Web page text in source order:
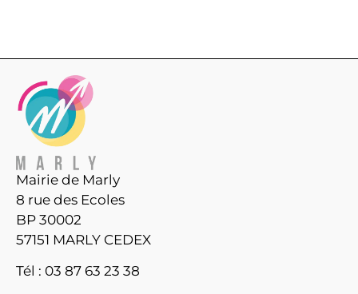
Mairie de Marly
8 rue des Ecoles
BP 30002
57151 MARLY CEDEX
Tél : 03 87 63 23 38